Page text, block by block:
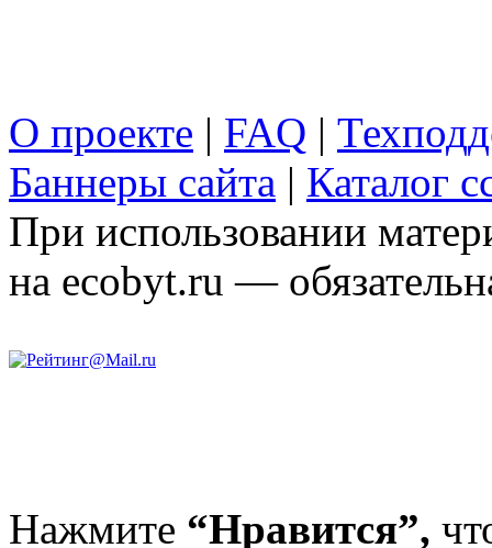
О проекте | FAQ |
Баннеры сайта | Каталог
При использовании
на ecobyt.ru —
Нажмите “Нравится”,